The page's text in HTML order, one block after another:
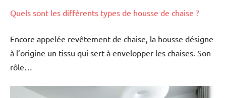
Quels sont les différents types de housse de chaise ?
Encore appelée revêtement de chaise, la housse désigne
à l’origine un tissu qui sert à envelopper les chaises. Son
rôle…